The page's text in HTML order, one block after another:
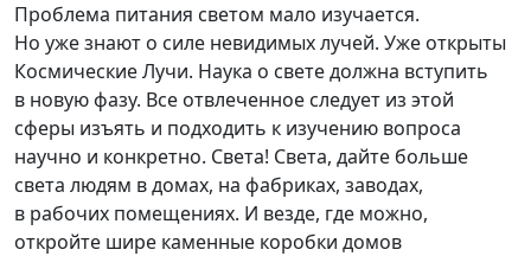
Проблема питания светом мало изучается.
Но уже знают о силе невидимых лучей. Уже открыты
Космические Лучи. Наука о свете должна вступить
в новую фазу. Все отвлеченное следует из этой
сферы изъять и подходить к изучению вопроса
научно и конкретно. Света! Света, дайте больше
света людям в домах, на фабриках, заводах,
в рабочих помещениях. И везде, где можно,
откройте шире каменные коробки домов